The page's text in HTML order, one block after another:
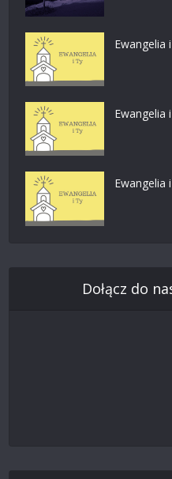
Ewangelia
Ewangelia
Ewangelia
Dołącz do